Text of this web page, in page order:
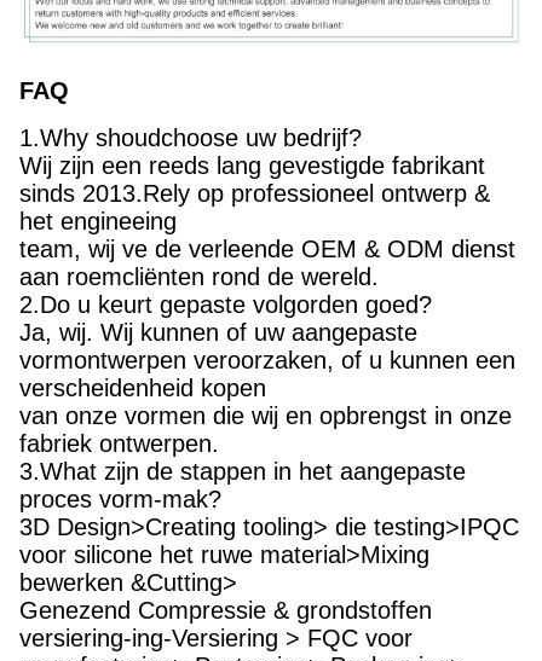
FAQ
1.Why shoudchoose uw bedrijf?
Wij zijn een reeds lang gevestigde fabrikant
sinds 2013.Rely op professioneel ontwerp &
het engineeing
team, wij ve de verleende OEM & ODM dienst
aan roemcliënten rond de wereld.
2.Do u keurt gepaste volgorden goed?
Ja, wij. Wij kunnen of uw aangepaste
vormontwerpen veroorzaken, of u kunnen een
verscheidenheid kopen
van onze vormen die wij en opbrengst in onze
fabriek ontwerpen.
3.What zijn de stappen in het aangepaste
proces vorm-mak?
3D Design>Creating tooling> die testing>IPQC
voor silicone het ruwe material>Mixing
bewerken &Cutting>
Genezend Compressie & grondstoffen
versiering-ing-Versiering > FQC voor